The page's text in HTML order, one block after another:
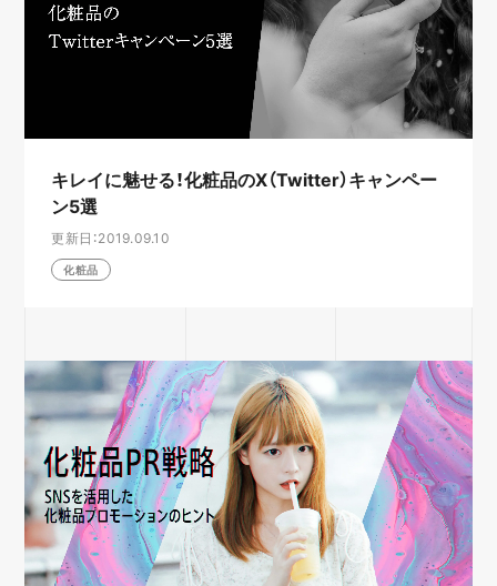
キレイに魅せる！化粧品のX（Twitter）キャンペー
ン5選
更新日：2019.09.10
化粧品